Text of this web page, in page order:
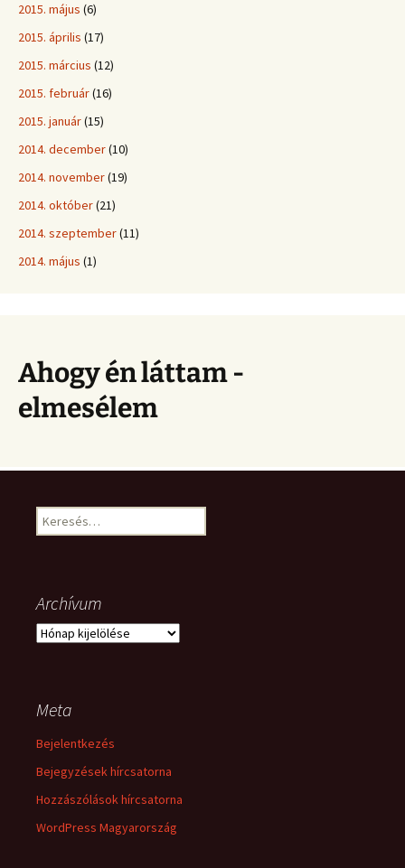
2015. május (6)
2015. április (17)
2015. március (12)
2015. február(16)
2015. január(15)
2014. december(10)
2014. november(19)
2014. október(21)
2014. szeptember(11)
2014. május (1)
Ahogy én láttam -
elmesélem
Keresés:
Archívum
Archívum
Meta
Bejelentkezés
Bejegyzések hírcsatorna
Hozzászólások hírcsatorna
WordPress Magyarország